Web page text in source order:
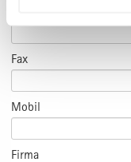
Fax
Mobil
Firma